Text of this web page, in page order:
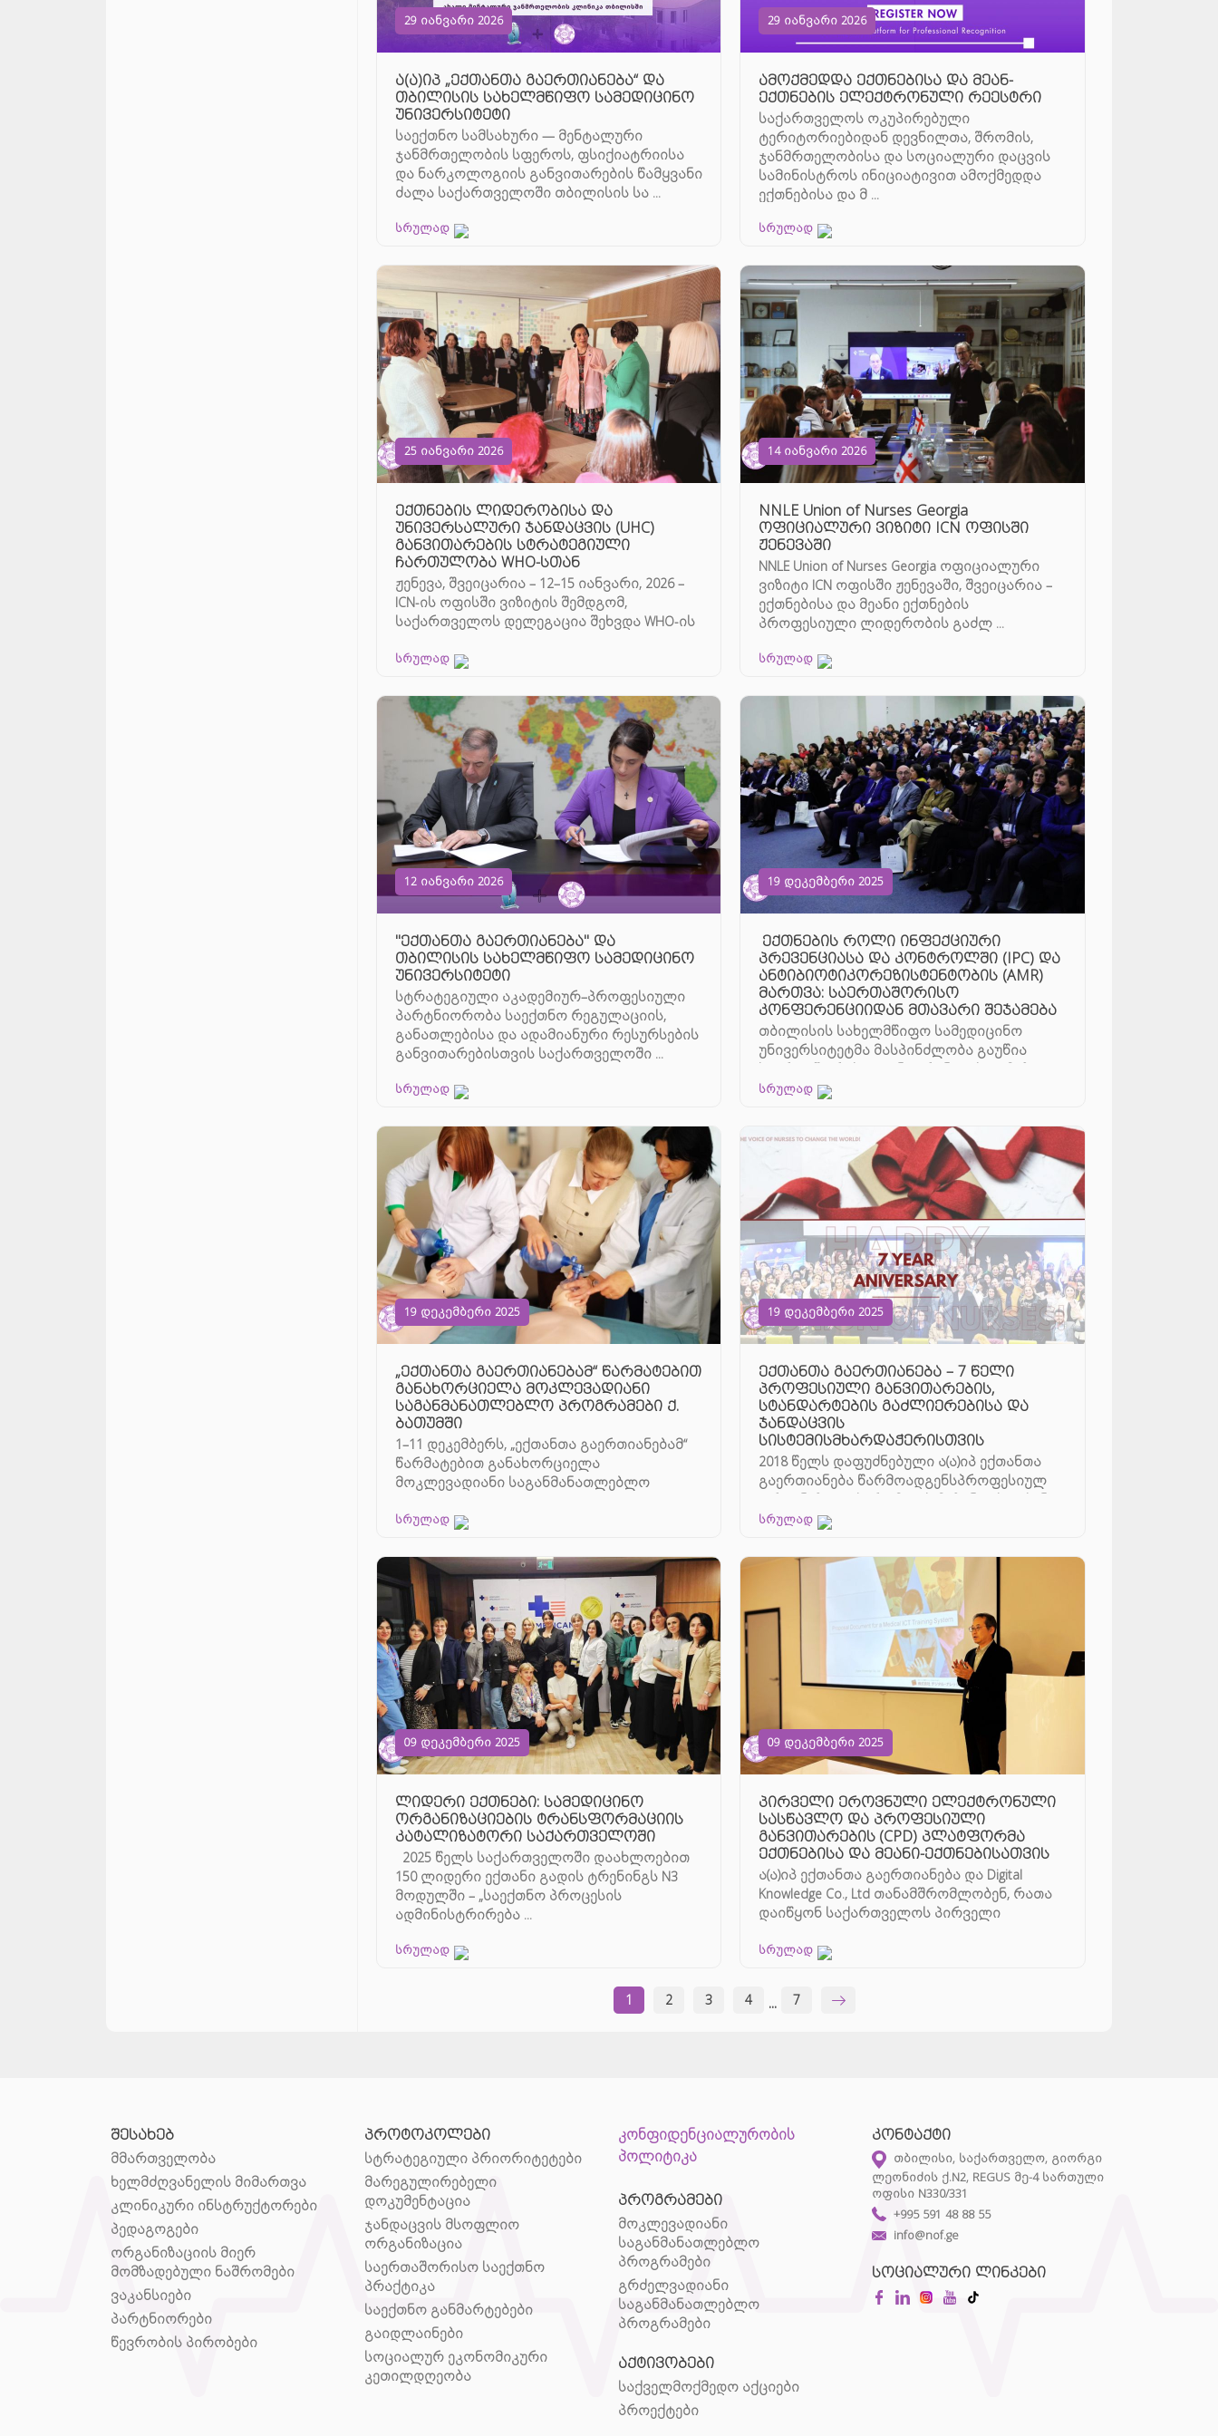
29 იანვარი 2026
ა(ა)იპ „ექთანთა გაერთიანება“ და
თბილისის სახელმწიფო სამედიცინო
უნივერსიტეტი
საექთნო სამსახური — მენტალური
ჯანმრთელობის სფეროს, ფსიქიატრიისა
და ნარკოლოგიის განვითარების წამყვანი
ძალა საქართველოში თბილისის სა ...
სრულად
29 იანვარი 2026
ამოქმედდა ექთნებისა და მეან-
ექთნების ელექტრონული რეესტრი
საქართველოს ოკუპირებული
ტერიტორიებიდან დევნილთა, შრომის,
ჯანმრთელობისა და სოციალური დაცვის
სამინისტროს ინიციატივით ამოქმედდა
ექთნებისა და მ ...
სრულად
25 იანვარი 2026
ექთნების ლიდერობისა და
უნივერსალური ჯანდაცვის (UHC)
განვითარების სტრატეგიული
ჩართულობა WHO-სთან
ჟენევა, შვეიცარია – 12–15 იანვარი, 2026 –
ICN-ის ოფისში ვიზიტის შემდგომ,
საქართველოს დელეგაცია შეხვდა WHO-ის
სრულად
14 იანვარი 2026
NNLE Union of Nurses Georgia
ოფიციალური ვიზიტი ICN ოფისში
ჟენევაში
NNLE Union of Nurses Georgia ოფიციალური
ვიზიტი ICN ოფისში ჟენევაში, შვეიცარია –
ექთნებისა და მეანი ექთნების
პროფესიული ლიდერობის გაძლ ...
სრულად
12 იანვარი 2026
"ექთანთა გაერთიანება" და
თბილისის სახელმწიფო სამედიცინო
უნივერსიტეტი
სტრატეგიული აკადემიურ–პროფესიული
პარტნიორობა საექთნო რეგულაციის,
განათლებისა და ადამიანური რესურსების
განვითარებისთვის საქართველოში ...
სრულად
19 დეკემბერი 2025
ექთნების როლი ინფექციური
პრევენციასა და კონტროლში (IPC) და
ანტიბიოტიკორეზისტენტობის (AMR)
მართვა: საერთაშორისო
კონფერენციიდან მთავარი შეჯამება
თბილისის სახელმწიფო სამედიცინო
უნივერსიტეტმა მასპინძლობა გაუწია
„თანამედროვე გამოწვევები და ჯანდაცვ ...
სრულად
19 დეკემბერი 2025
„ექთანთა გაერთიანებამ“ წარმატებით
განახორციელა მოკლევადიანი
საგანმანათლებლო პროგრამები ქ.
ბათუმში
1–11 დეკემბერს, „ექთანთა გაერთიანებამ“
წარმატებით განახორციელა
მოკლევადიანი საგანმანათლებლო
სრულად
19 დეკემბერი 2025
ექთანთა გაერთიანება – 7 წელი
პროფესიული განვითარების,
სტანდარტების გაძლიერებისა და
ჯანდაცვის
სისტემისმხარდაჭერისთვის
2018 წელს დაფუძნებული ა(ა)იპ ექთანთა
გაერთიანება წარმოადგენსპროფესიულ
და მეანი-ექთნებისპროფესიული განვ ...
სრულად
09 დეკემბერი 2025
ლიდერი ექთნები: სამედიცინო
ორგანიზაციების ტრანსფორმაციის
კატალიზატორი საქართველოში
2025 წელს საქართველოში დაახლოებით
150 ლიდერი ექთანი გადის ტრენინგს N3
მოდულში – „საექთნო პროცესის
ადმინისტრირება ...
სრულად
09 დეკემბერი 2025
პირველი ეროვნული ელექტრონული
სასწავლო და პროფესიული
განვითარების (CPD) პლატფორმა
ექთნებისა და მეანი-ექთნებისათვის
ა(ა)იპ ექთანთა გაერთიანება და Digital
Knowledge Co., Ltd თანამშრომლობენ, რათა
დაიწყონ საქართველოს პირველი
სრულად
1 2 3 4 ... 7
შესახებ
მმართველობა
ხელმძღვანელის მიმართვა
კლინიკური ინსტრუქტორები
პედაგოგები
ორგანიზაციის მიერ
მომზადებული ნაშრომები
ვაკანსიები
პარტნიორები
წევრობის პირობები
პროტოკოლები
სტრატეგიული პრიორიტეტები
მარეგულირებელი
დოკუმენტაცია
ჯანდაცვის მსოფლიო
ორგანიზაცია
საერთაშორისო საექთნო
პრაქტიკა
საექთნო განმარტებები
გაიდლაინები
სოციალურ ეკონომიკური
კეთილდღეობა
კონფიდენციალურობის
პოლიტიკა
პროგრამები
მოკლევადიანი
საგანმანათლებლო
პროგრამები
გრძელვადიანი
საგანმანათლებლო
პროგრამები
აქტივობები
საქველმოქმედო აქციები
პროექტები
კონტაქტი
თბილისი, საქართველო, გიორგი
ლეონიძის ქ.N2, REGUS მე-4 სართული
ოფისი N330/331
+995 591 48 88 55
info@nof.ge
სოციალური ლინკები